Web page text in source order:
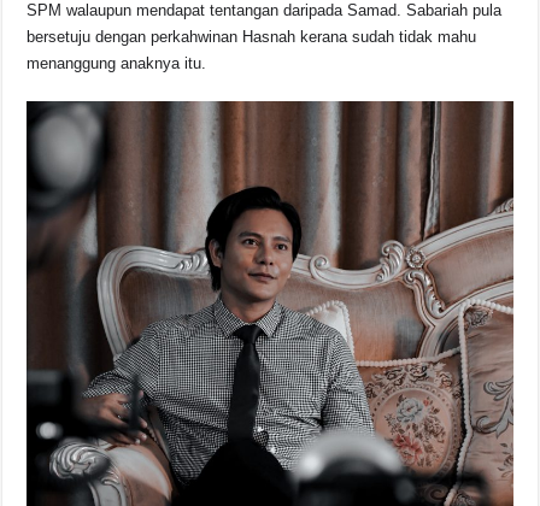
SPM walaupun mendapat tentangan daripada Samad. Sabariah pula
bersetuju dengan perkahwinan Hasnah kerana sudah tidak mahu
menanggung anaknya itu.